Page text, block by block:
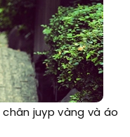
juyp vàng và áo